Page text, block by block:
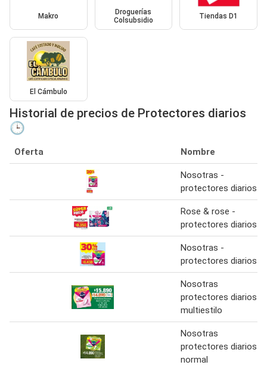
Makro
Droguerías
Colsubsidio
Tiendas D1
El Cámbulo
Historial de precios de Protectores diarios
🕒
Oferta Nombre
Nosotras -
protectores diarios
Rose & rose -
protectores diarios
Nosotras -
protectores diarios
Nosotras
protectores diarios
multiestilo
Nosotras
protectores diarios
normal